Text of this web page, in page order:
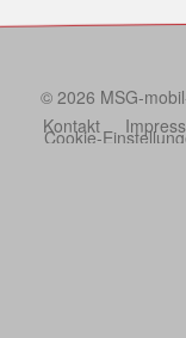
© 2026 MSG-
Kontakt
Cookie-